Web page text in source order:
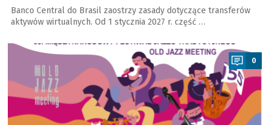
Banco Central do Brasil zaostrzy zasady dotyczące transferów
aktywów wirtualnych. Od 1 stycznia 2027 r. część …
a
0